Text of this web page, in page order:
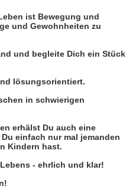
ist Bewegung und
und Gewohnheiten zu
und begleite Dich ein Stück
lösungsorientiert.
in schwierigen
erhälst Du auch eine
einfach nur mal jemanden
Kindern hast.
- ehrlich und klar!